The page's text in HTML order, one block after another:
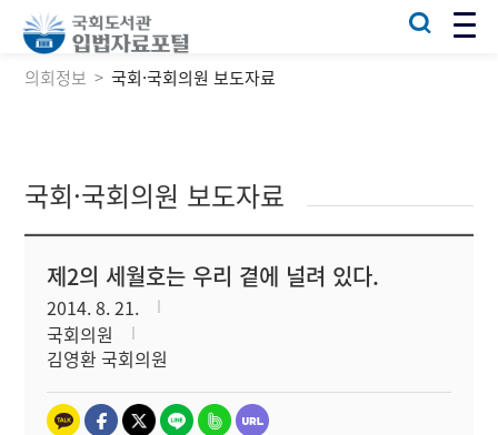
의회정보 국회·국회의원 보도자료
국회·국회의원 보도자료
제2의 세월호는 우리 곁에 널려 있다.
2014. 8. 21.
국회의원
김영환 국회의원